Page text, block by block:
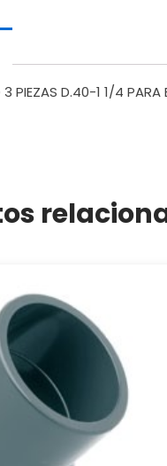
3 PIEZAS D.40-1 1/4 PARA